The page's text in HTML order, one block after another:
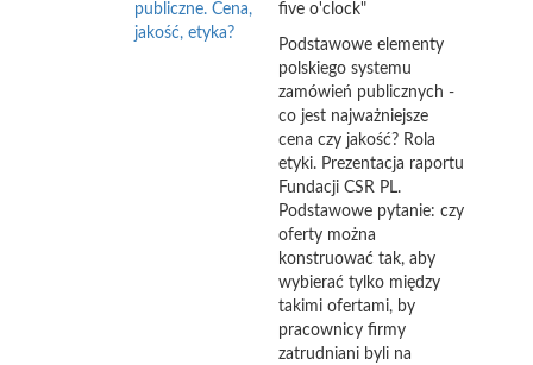
publiczne. Cena,
jakość, etyka?
five o'clock"
Podstawowe elementy
polskiego systemu
zamówień publicznych -
co jest najważniejsze
cena czy jakość? Rola
etyki. Prezentacja raportu
Fundacji CSR PL.
Podstawowe pytanie: czy
oferty można
konstruować tak, aby
wybierać tylko między
takimi ofertami, by
pracownicy firmy
zatrudniani byli na